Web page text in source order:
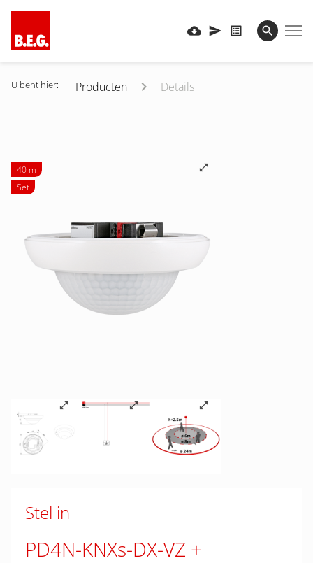
U bent hier: Producten Details
40 m
Set
Stel in
PD4N-KNXs-DX-VZ